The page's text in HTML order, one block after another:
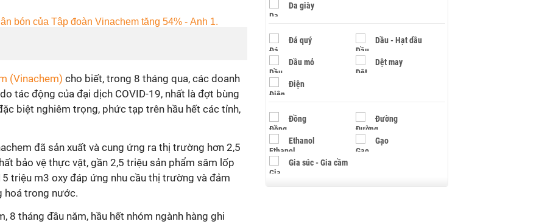
(Vinachem) cho biết, trong 8 tháng qua, các doanh
tác động của đại dịch COVID-19, nhất là đợt bùng
biệt nghiêm trọng, phức tạp trên hầu hết các tỉnh,
đã sản xuất và cung ứng ra thị trường hơn 2,5
bảo vệ thực vật, gần 2,5 triệu sản phẩm săm lốp
triệu m3 oxy đáp ứng nhu cầu thị trường và đảm
hoá trong nước.
8 tháng đầu năm, hầu hết nhóm ngành hàng ghi
Da giày
Đá quý Dầu - Hạt dầu
Dầu mỏ Dệt may
Điện
Đồng Đường
Ethanol Gạo
Gia súc - Gia cầm